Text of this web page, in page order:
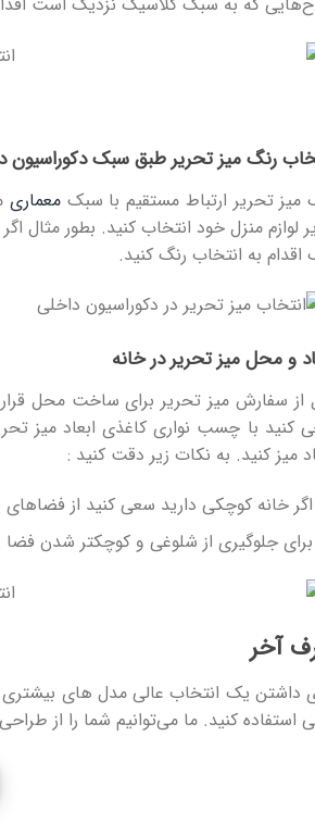
رنگ میز تحریر طبق سبک دکوراسیون
میز تحریر ارتباط مستقیم با سبکمعماری
لوازم منزل خود انتخاب کنید. بطور
اقدام به انتخاب رنگ کنید.
و محل میز تحریر در خانه
از سفارش میز تحریر برای ساخت محل قرار
کنید با چسب نواری کاغذی ابعاد میز
میز کنید. به نکات زیر دقت کنید :
اگر خانه کوچکی دارید سعی کنید از فضاهای
برای جلوگیری از شلوغی و کوچکتر شدن فضا
آخر
داشتن یک انتخاب عالی مدل های بیشتری
استفاده کنید. ما می‌توانیم شما را از